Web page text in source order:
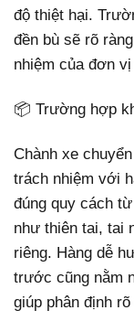
độ thiệt hại.
đền bù sẽ rõ
nhiệm của đơn
📦 Trường hợp
Chành xe
trách nhiệm với
đúng quy cách
như thiên tai, tai
riêng. Hàng dễ
trước cũng nằm
giúp phân định